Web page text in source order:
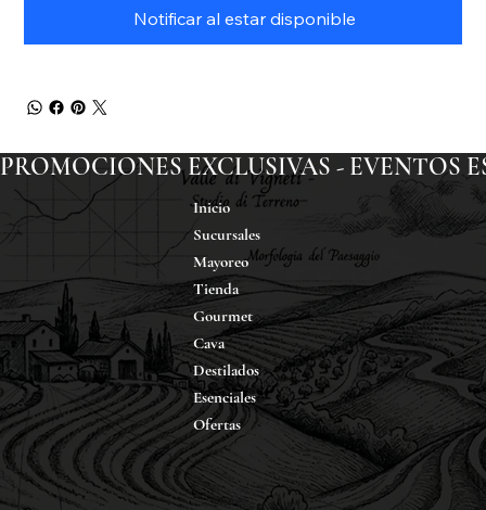
Notificar al estar disponible
PROMOCIONES EXCLUSIVAS - EVENTOS
Inicio
Sucursales
Mayoreo
Tienda
Gourmet
Cava
Destilados
Esenciales
Ofertas